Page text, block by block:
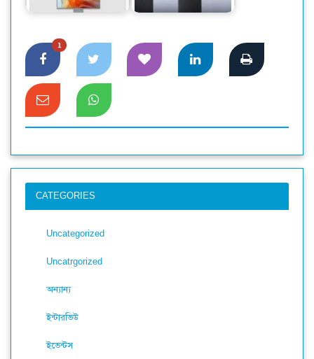
মনিটর বাজারে ডিসপ্লে
1
CATEGORIES
Uncategorized
Uncatrgorized
অন্যান্য
ইন্টারভিউ
ইভেন্টস